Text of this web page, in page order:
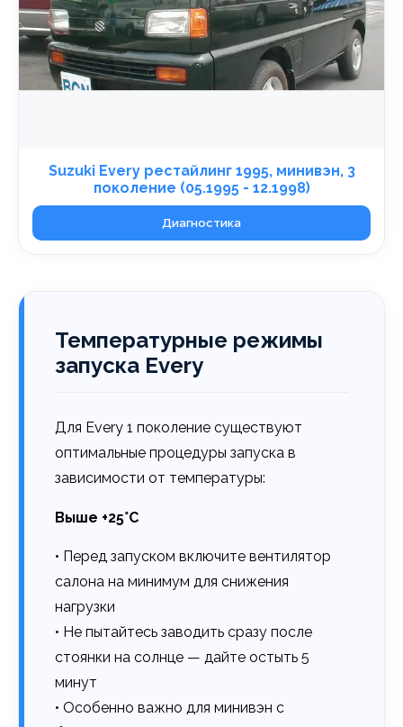
Suzuki Every рестайлинг 1995, минивэн, 3
поколение (05.1995 - 12.1998)
Диагностика
Температурные режимы
запуска Every
Для Every 1 поколение существуют
оптимальные процедуры запуска в
зависимости от температуры:
Выше +25°C
• Перед запуском включите вентилятор
салона на минимум для снижения
нагрузки
• Не пытайтесь заводить сразу после
стоянки на солнце — дайте остыть 5
минут
• Особенно важно для минивэн с